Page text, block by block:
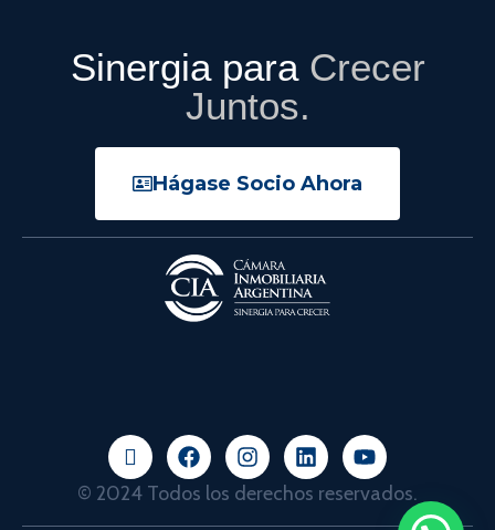
Sinergia para Crecer
Juntos.
Hágase Socio Ahora
© 2024 Todos los derechos reservados.